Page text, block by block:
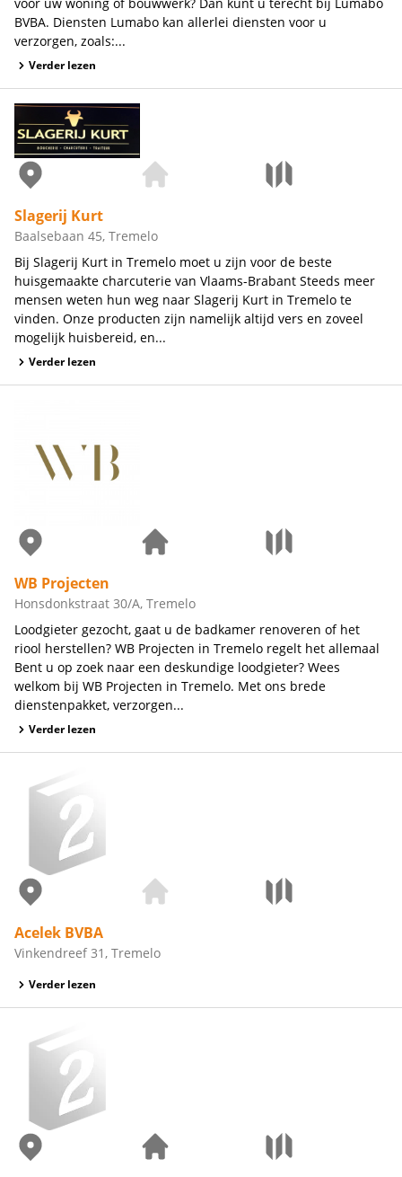
BVBA. Diensten Lumabo kan allerlei diensten voor u
verzorgen, zoals:...
Verder lezen
Slagerij Kurt
Baalsebaan 45, Tremelo
Bij Slagerij Kurt in Tremelo moet u zijn voor de beste
huisgemaakte charcuterie van Vlaams-Brabant Steeds meer
mensen weten hun weg naar Slagerij Kurt in Tremelo te
vinden. Onze producten zijn namelijk altijd vers en zoveel
mogelijk huisbereid, en...
Verder lezen
WB Projecten
Honsdonkstraat 30/A, Tremelo
Loodgieter gezocht, gaat u de badkamer renoveren of het
riool herstellen? WB Projecten in Tremelo regelt het allemaal
Bent u op zoek naar een deskundige loodgieter? Wees
welkom bij WB Projecten in Tremelo. Met ons brede
dienstenpakket, verzorgen...
Verder lezen
Acelek BVBA
Vinkendreef 31, Tremelo
Verder lezen